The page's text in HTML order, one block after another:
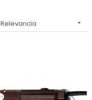
Relevancia 